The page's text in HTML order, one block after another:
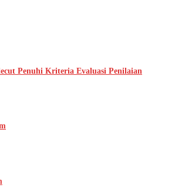
Penuhi Kriteria Evaluasi Penilaian